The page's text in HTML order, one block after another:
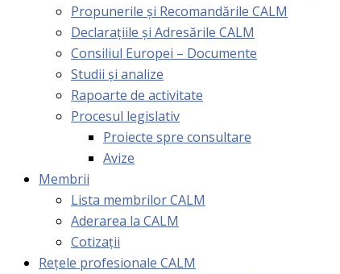
Propunerile și Recomandările CALM
Declarațiile și Adresările CALM
Consiliul Europei – Documente
Studii și analize
Rapoarte de activitate
Procesul legislativ
Proiecte spre consultare
Avize
Membrii
Lista membrilor CALM
Aderarea la CALM
Cotizaţii
Rețele profesionale CALM